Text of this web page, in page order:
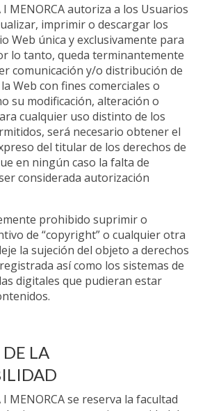
I MENORCA autoriza a los Usuarios
imprimir o descargar los
Web única y exclusivamente para
lo tanto, queda terminantemente
comunicación y/o distribución de
Web con fines comerciales o
su modificación, alteración o
cualquier uso distinto de los
será necesario obtener el
del titular de los derechos de
en ningún caso la falta de
considerada autorización
prohibido suprimir o
de “copyright” o cualquier otra
la sujeción del objeto a derechos
así como los sistemas de
digitales que pudieran estar
LA
I MENORCA se reserva la facultad